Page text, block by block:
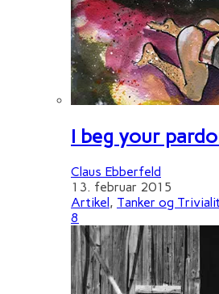
I beg your
Claus Ebberfeld
13. februar 2015
Artikel, Tanker og
8